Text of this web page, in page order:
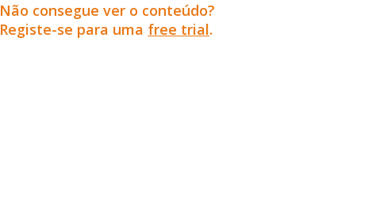
Não consegue ver o conteúdo?
Registe-se para uma free trial.